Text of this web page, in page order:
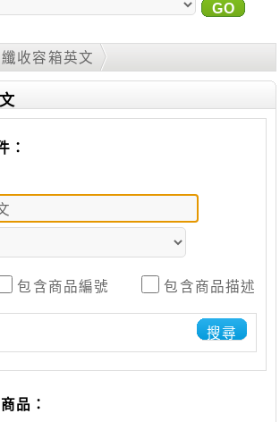
GO
收容箱英文
：
包含商品編號 包含商品描述
搜尋
品：